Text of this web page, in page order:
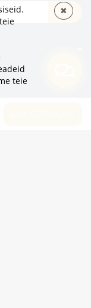
TELLI
teie
✖